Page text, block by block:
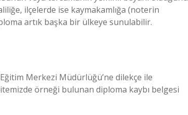
ilçelerde ise kaymakamlığa (noterin
artık başka bir ülkeye sunulabilir.
Merkezi Müdürlüğü’ne dilekçe ile
örneği bulunan diploma kaybı belgesi